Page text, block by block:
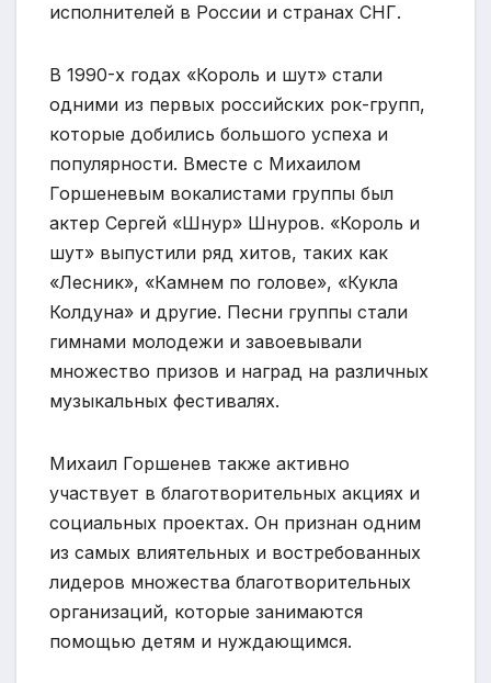
исполнителей в России и странах СНГ.
В 1990-х годах «Король и шут» стали
одними из первых российских рок-групп,
которые добились большого успеха и
популярности. Вместе с Михаилом
Горшеневым вокалистами группы был
актер Сергей «Шнур» Шнуров. «Король и
шут» выпустили ряд хитов, таких как
«Лесник», «Камнем по голове», «Кукла
Колдуна» и другие. Песни группы стали
гимнами молодежи и завоевывали
множество призов и наград на различных
музыкальных фестивалях.
Михаил Горшенев также активно
участвует в благотворительных акциях и
социальных проектах. Он признан одним
из самых влиятельных и востребованных
лидеров множества благотворительных
организаций, которые занимаются
помощью детям и нуждающимся.